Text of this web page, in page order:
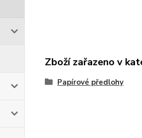
Zboží zařazeno v
Papírové předlohy